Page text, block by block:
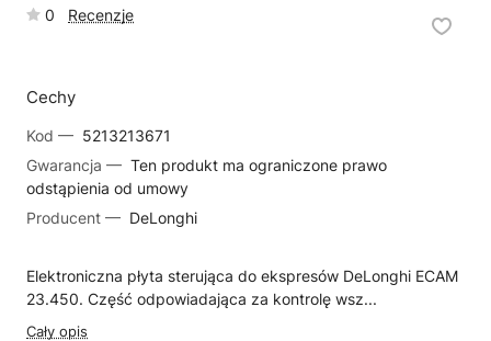
0 Recenzje
Cechy
Kod — 5213213671
Gwarancja — Ten produkt ma ograniczone prawo
odstąpienia od umowy
Producent — DeLonghi
Elektroniczna płyta sterująca do ekspresów DeLonghi ECAM
23.450. Część odpowiadająca za kontrolę wsz...
Cały opis